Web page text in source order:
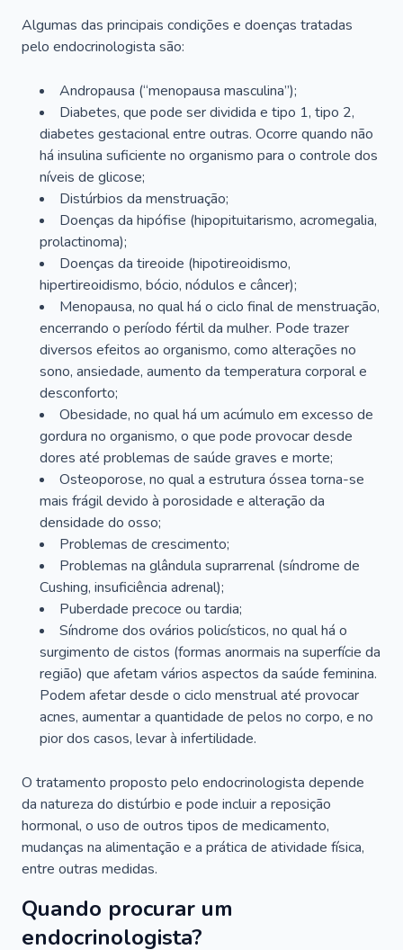
Algumas das principais condições e doenças tratadas
pelo endocrinologista são:
Andropausa (“menopausa masculina”);
Diabetes, que pode ser dividida e tipo 1, tipo 2,
diabetes gestacional entre outras. Ocorre quando não
há insulina suficiente no organismo para o controle dos
níveis de glicose;
Distúrbios da menstruação;
Doenças da hipófise (hipopituitarismo, acromegalia,
prolactinoma);
Doenças da tireoide (hipotireoidismo,
hipertireoidismo, bócio, nódulos e câncer);
Menopausa, no qual há o ciclo final de menstruação,
encerrando o período fértil da mulher. Pode trazer
diversos efeitos ao organismo, como alterações no
sono, ansiedade, aumento da temperatura corporal e
desconforto;
Obesidade, no qual há um acúmulo em excesso de
gordura no organismo, o que pode provocar desde
dores até problemas de saúde graves e morte;
Osteoporose, no qual a estrutura óssea torna-se
mais frágil devido à porosidade e alteração da
densidade do osso;
Problemas de crescimento;
Problemas na glândula suprarrenal (síndrome de
Cushing, insuficiência adrenal);
Puberdade precoce ou tardia;
Síndrome dos ovários policísticos, no qual há o
surgimento de cistos (formas anormais na superfície da
região) que afetam vários aspectos da saúde feminina.
Podem afetar desde o ciclo menstrual até provocar
acnes, aumentar a quantidade de pelos no corpo, e no
pior dos casos, levar à infertilidade.
O tratamento proposto pelo endocrinologista depende
da natureza do distúrbio e pode incluir a reposição
hormonal, o uso de outros tipos de medicamento,
mudanças na alimentação e a prática de atividade física,
entre outras medidas.
Quando procurar um
endocrinologista?